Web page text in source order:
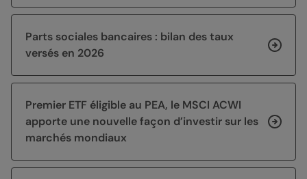
Parts sociales bancaires : bilan des taux
versés en 2026
Premier ETF éligible au PEA, le MSCI ACWI
apporte une nouvelle façon d’investir sur les
marchés mondiaux